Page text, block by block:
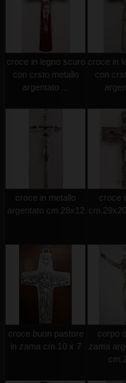
croce in legno scuro
con crsto metallo
argentato ...
croce in
con
croce in metallo
argentato cm.28x12
croce
croce buon pastore
in zama cm.10 x 7
corpo
zama